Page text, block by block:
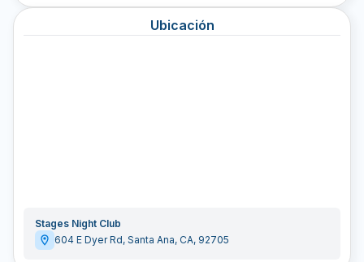
Ubicación
Stages Night Club
604 E Dyer Rd, Santa Ana, CA, 92705